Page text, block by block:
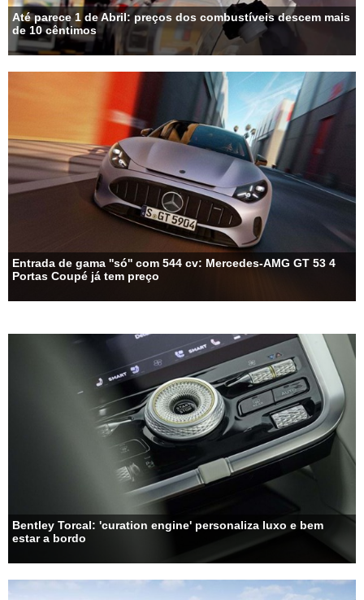
Até parece 1 de Abril: preços dos combustíveis descem mais
de 10 cêntimos
Entrada de gama ''só'' com 544 cv: Mercedes-AMG GT 53 4
Portas Coupé já tem preço
Bentley Torcal: 'curation engine' personaliza luxo e bem
estar a bordo